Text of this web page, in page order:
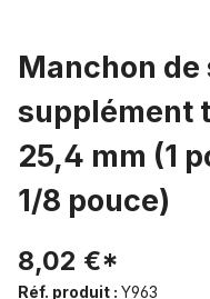
Manchon
supplément
25,4 mm (1
1/8 pouce)
8,02 €*
Réf. produit : Y963